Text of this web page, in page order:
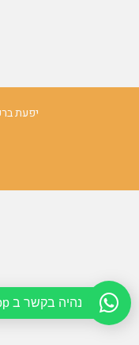
יפעת
נהיה בקשר ב Whatsapp